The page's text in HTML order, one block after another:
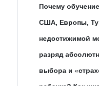
Почему
США, Европы,
недостижимой
разряд
выбора и «